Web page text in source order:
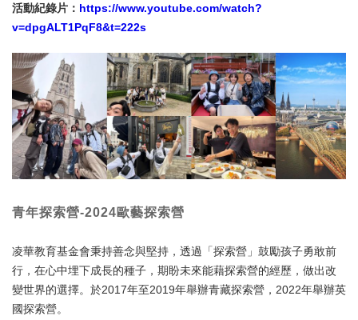
活動紀錄片： https://www.youtube.com/watch?
v=dpgALT1PqF8&t=222s
青年探索營-2024歐藝探索營
凌華教育基金會秉持善念與堅持，透過「探索營」鼓勵孩子勇敢前
行，在心中埋下成長的種子，期盼未來能藉探索營的經歷，做出改
變世界的選擇。於2017年至2019年舉辦青藏探索營，2022年舉辦英
國探索營。